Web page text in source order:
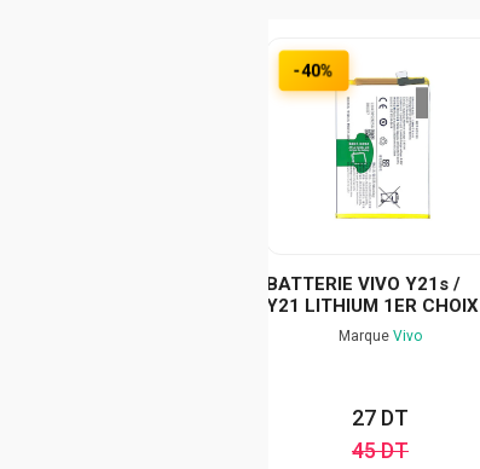
-40%
BATTERIE VIVO Y21s /
Y21 LITHIUM 1ER CHOIX
Marque Vivo
27 DT
45 DT